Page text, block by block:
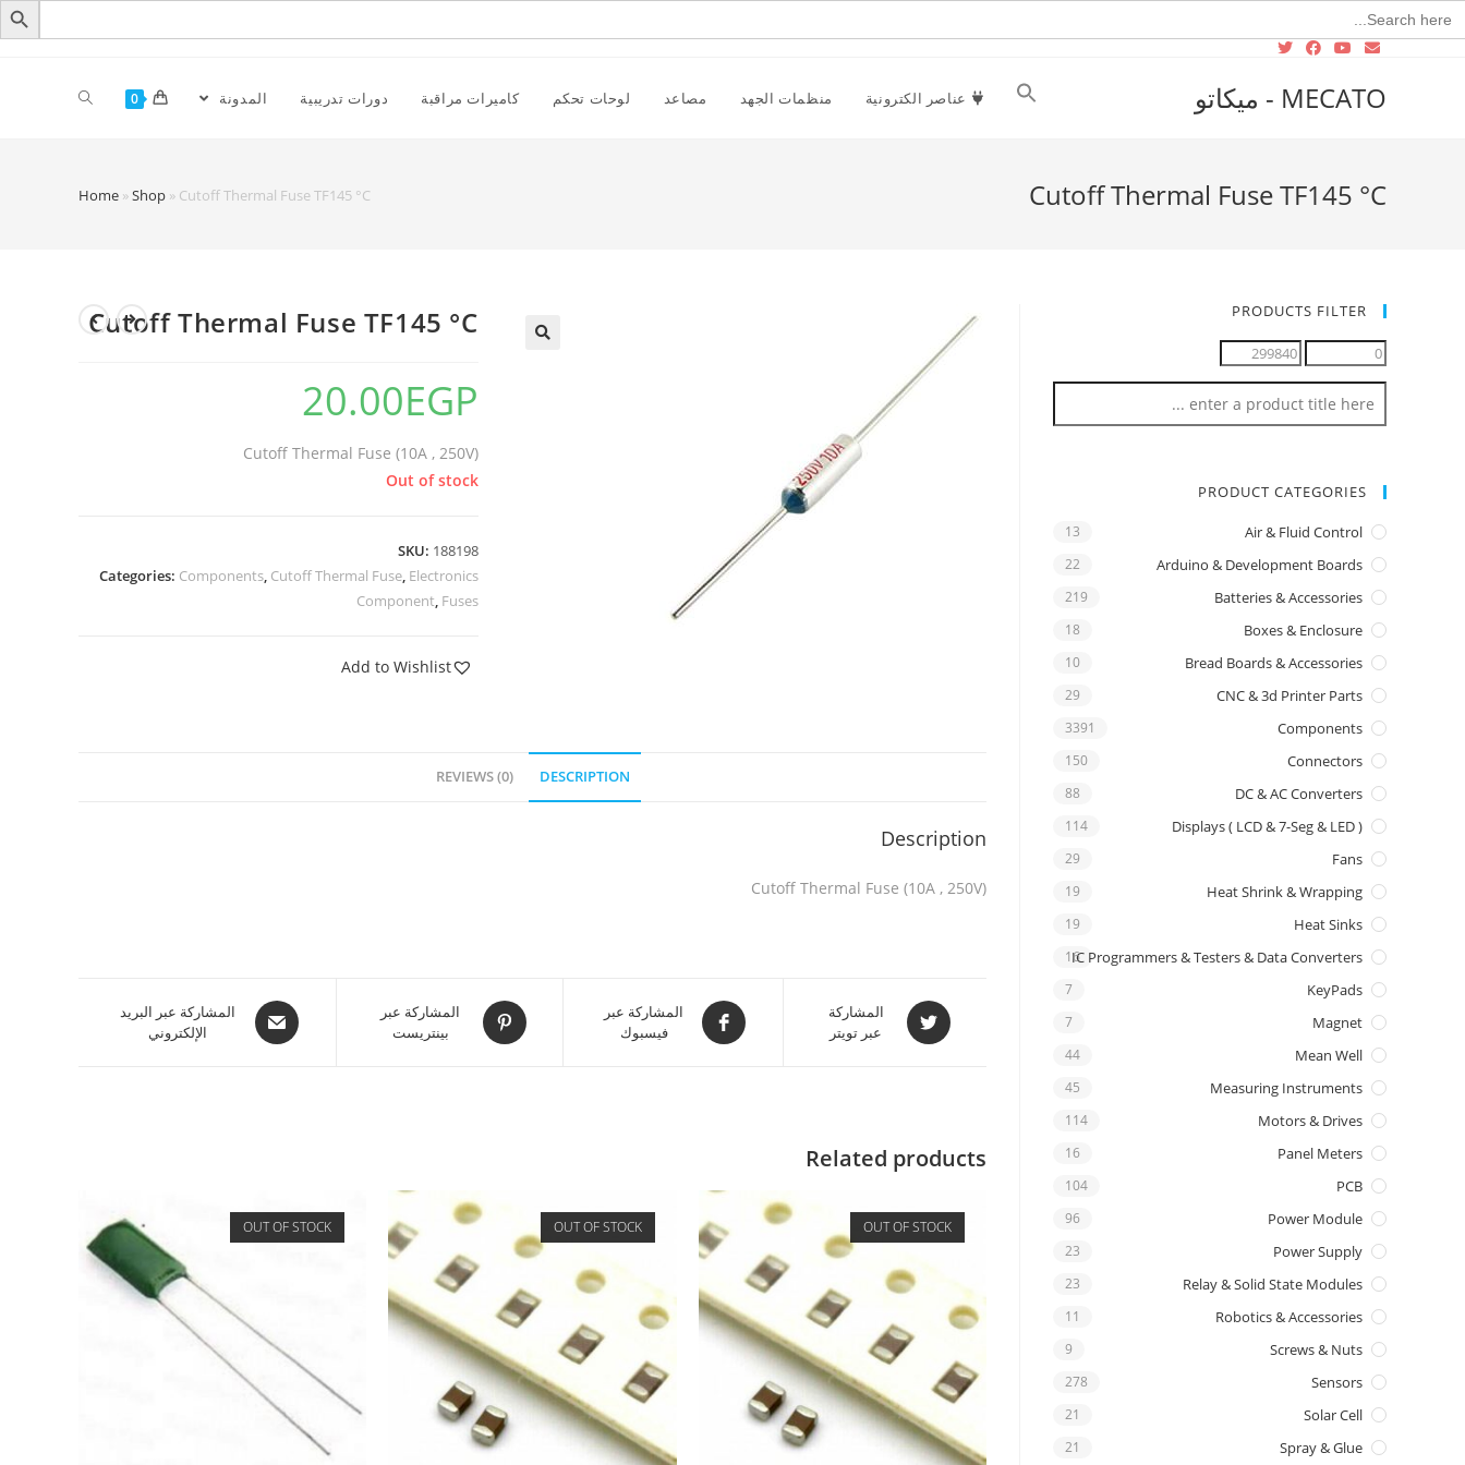
Search
for:
MECATO - ميكاتو عناصر الكترونية منظمات الجهد مصاعد لوحات تحكم كاميرات مراقبة دورات تدريبية المدونة 0
Cutoff Thermal Fuse TF145 °C‏
Home »Shop » Cutoff Thermal Fuse TF145 °C‏
Cutoff Thermal Fuse TF145 °C‏
20.00EGP
Cutoff Thermal Fuse (10A , 250V)
Out of stock
SKU: 188198
Categories: Components, Cutoff Thermal Fuse, Electronics
Component, Fuses
Add to Wishlist
DESCRIPTION
REVIEWS (0)
Description
Cutoff Thermal Fuse (10A , 250V)
المشاركة
عبر تويتر
المشاركة عبر
فيسبوك
المشاركة عبر
بينتريست
المشاركة عبر البريد
الإلكتروني
Related products
OUT OF STOCK
OUT OF STOCK
OUT OF STOCK
PRODUCTS FILTER
PRODUCT CATEGORIES
Air & Fluid Control
13
Arduino & Development Boards
22
Batteries & Accessories
219
Boxes & Enclosure
18
Bread Boards & Accessories
10
CNC & 3d Printer Parts
29
Components
3391
Connectors
150
DC & AC Converters
88
Displays ( LCD & 7-Seg & LED )
114
Fans
29
Heat Shrink & Wrapping
19
Heat Sinks
19
IC Programmers & Testers & Data Converters
16
KeyPads
7
Magnet
7
Mean Well
44
Measuring Instruments
45
Motors & Drives
114
Panel Meters
16
PCB
104
Power Module
96
Power Supply
23
Relay & Solid State Modules
23
Robotics & Accessories
11
Screws & Nuts
9
Sensors
278
Solar Cell
21
Spray & Glue
21